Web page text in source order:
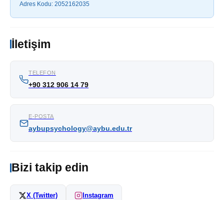
Adres Kodu: 2052162035
İletişim
TELEFON
+90 312 906 14 79
E-POSTA
aybupsychology@aybu.edu.tr
Bizi takip edin
X (Twitter) Instagram